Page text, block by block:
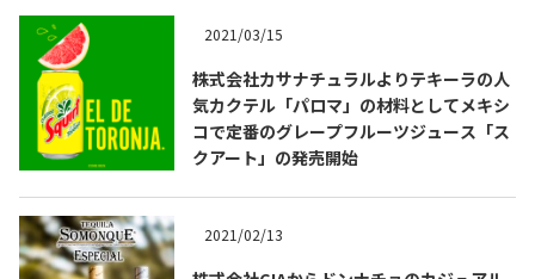
TEQUILA JOURNAL
About テキーラとは
テキーラの飲み方
2021/03/15
株式会社カサナチュラルよりテキーラの人
気カクテル「パロマ」の材料としてメキシ
コで定番のグレープフルーツジュース「ス
クアート」の発売開始
2021/02/13